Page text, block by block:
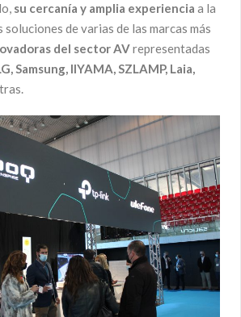
su cercanía y amplia experiencia a la
de varias de las marcas más
del sector AVrepresentadas
Samsung, IIYAMA, SZLAMP, Laia,